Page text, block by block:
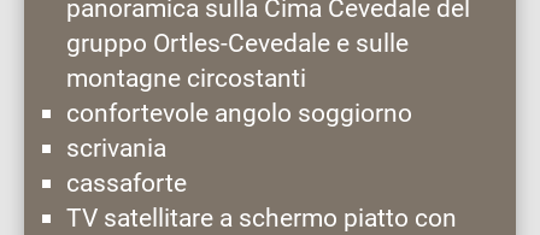
panoramica sulla Cima Cevedale del
gruppo Ortles-Cevedale e sulle
montagne circostanti
confortevole angolo soggiorno
scrivania
cassaforte
TV satellitare a schermo piatto con